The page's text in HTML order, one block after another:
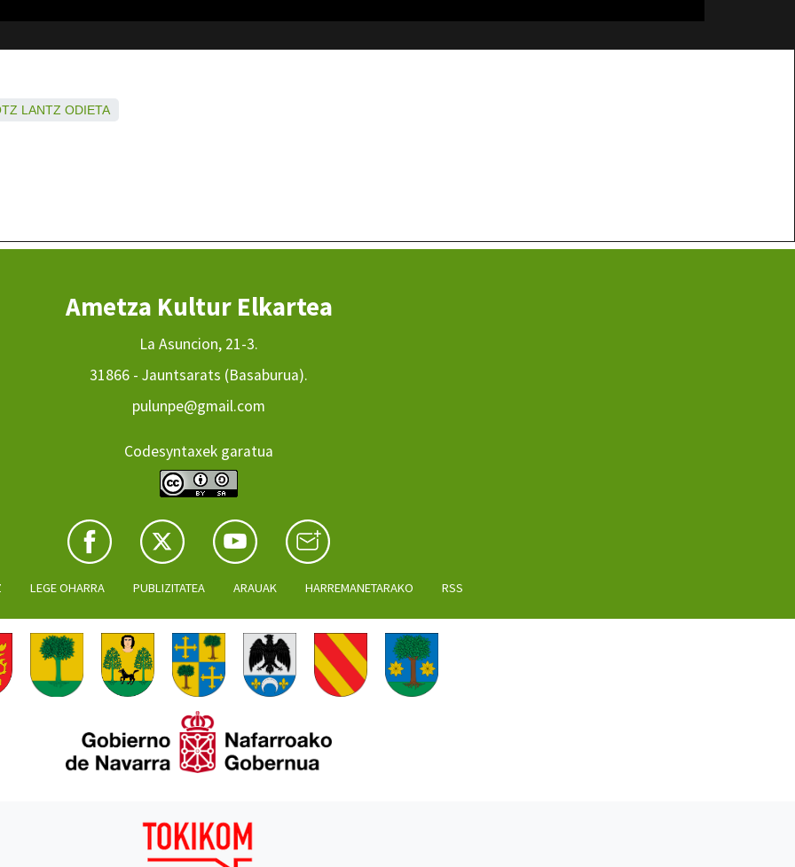
LANTZ ODIETA
Ametza Kultur Elkartea
La Asuncion, 21-3.
31866 - Jauntsarats (Basaburua).
pulunpe@gmail.com
Codesyntaxek garatua
LEGE OHARRA PUBLIZITATEA ARAUAK HARREMANETARAKO RSS